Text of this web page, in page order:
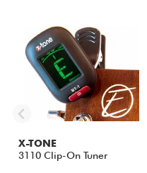
X-TONE
3110 Clip-On Tuner